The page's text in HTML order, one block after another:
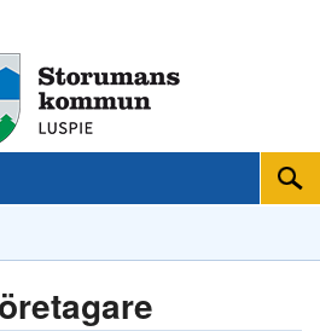
Sök